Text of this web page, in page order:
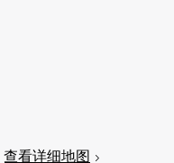
查看详细地图